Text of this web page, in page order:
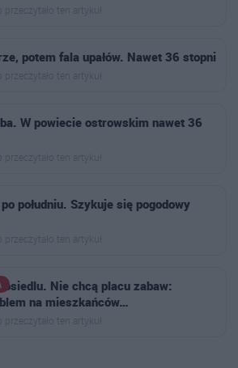
ten artykuł
potem fala upałów. Nawet 36 stopni
ten artykuł
W powiecie ostrowskim nawet 36
ten artykuł
południu. Szykuje się pogodowy
ten artykuł
osiedlu. Nie chcą placu zabaw:
na mieszkańców…
ten artykuł